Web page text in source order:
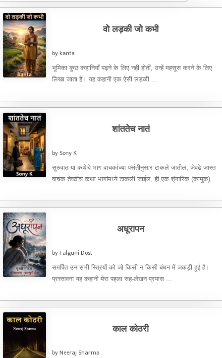
वो लड़की जो कभी
by kanta
भूमिका कुछ कहानियाँ पढ़ने के लिए नहीं होतीं, उन्हें महसूस करने के लिए
लिखा जाता है। यह कहानी एक ऐसी लड़की ...
शांततेच नातं
by Sony K
सुरुवात या कथेचे भाग वाचकांच्या पसंतीनुसार टाकले जातील, जेवढे जास्त
वाचक तेवढीच कथा भागांमध्ये टाकली जाईल, ही एक शृंगारिक (कामुक) ...
अधूरापन
by Falguni Dost
समर्पित उन सभी स्त्रियों को जो किसी न किसी बंधन में जकड़ी हुई हैं।
प्रस्तावना यह कहानी मेरा पहला सह-लेखन प्रयास ...
काल कोठरी
by Neeraj Sharma